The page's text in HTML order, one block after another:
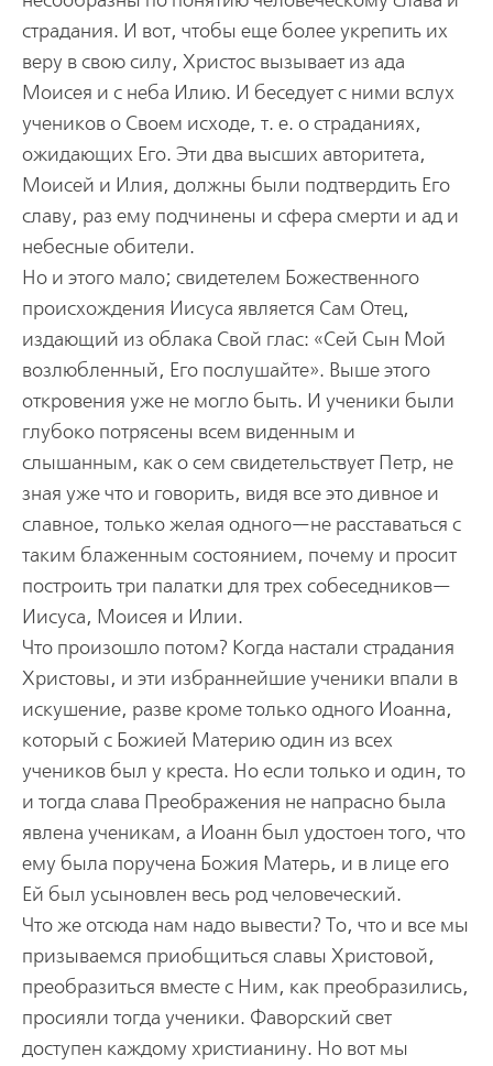
страдания. И вот, чтобы еще более укрепить их
веру в свою силу, Христос вызывает из ада
Моисея и с неба Илию. И беседует с ними вслух
учеников о Своем исходе, т. е. о страданиях,
ожидающих Его. Эти два высших авторитета,
Моисей и Илия, должны были подтвердить Его
славу, раз ему подчинены и сфера смерти и ад и
небесные обители.
Но и этого мало; свидетелем Божественного
происхождения Иисуса является Сам Отец,
издающий из облака Свой глас: «Сей Сын Мой
возлюбленный, Его послушайте». Выше этого
откровения уже не могло быть. И ученики были
глубоко потрясены всем виденным и
слышанным, как о сем свидетельствует Петр, не
зная уже что и говорить, видя все это дивное и
славное, только желая одного—не расставаться с
таким блаженным состоянием, почему и просит
построить три палатки для трех собеседников—
Иисуса, Моисея и Илии.
Что произошло потом? Когда настали страдания
Христовы, и эти избраннейшие ученики впали в
искушение, разве кроме только одного Иоанна,
который с Божией Материю один из всех
учеников был у креста. Но если только и один, то
и тогда слава Преображения не напрасно была
явлена ученикам, а Иоанн был удостоен того, что
ему была поручена Божия Матерь, и в лице его
Ей был усыновлен весь род человеческий.
Что же отсюда нам надо вывести? То, что и все мы
призываемся приобщиться славы Христовой,
преобразиться вместе с Ним, как преобразились,
просияли тогда ученики. Фаворский свет
доступен каждому христианину. Но вот мы